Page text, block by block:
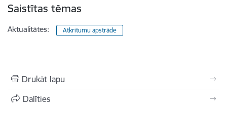
Saistītas tēmas
Aktualitātes: Atkritumu apstrāde
Drukāt lapu
Dalīties